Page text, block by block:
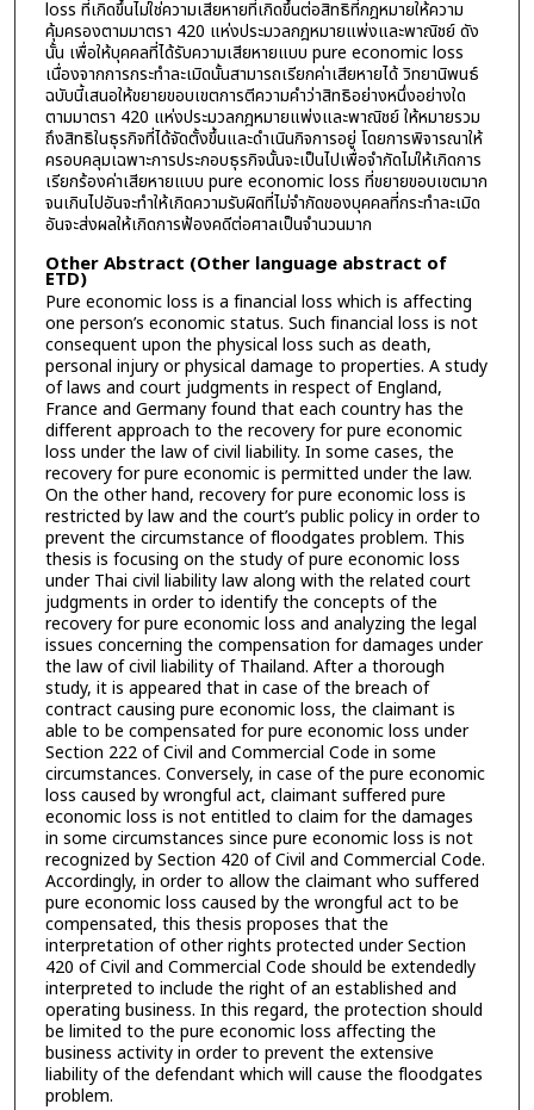
loss ที่เกิดขึ้นไม่ใช่ความเสียหายที่เกิดขึ้นต่อสิทธิที่กฎหมายให้ความ
คุ้มครองตามมาตรา 420 แห่งประมวลกฎหมายแพ่งและพาณิชย์ ดัง
นั้น เพื่อให้บุคคลที่ได้รับความเสียหายแบบ pure economic loss
เนื่องจากการกระทำละเมิดนั้นสามารถเรียกค่าเสียหายได้ วิทยานิพนธ์
ฉบับนี้เสนอให้ขยายขอบเขตการตีความคำว่าสิทธิอย่างหนึ่งอย่างใด
ตามมาตรา 420 แห่งประมวลกฎหมายแพ่งและพาณิชย์ ให้หมายรวม
ถึงสิทธิในธุรกิจที่ได้จัดตั้งขึ้นและดำเนินกิจการอยู่ โดยการพิจารณาให้
ครอบคลุมเฉพาะการประกอบธุรกิจนั้นจะเป็นไปเพื่อจำกัดไม่ให้เกิดการ
เรียกร้องค่าเสียหายแบบ pure economic loss ที่ขยายขอบเขตมาก
จนเกินไปอันจะทำให้เกิดความรับผิดที่ไม่จำกัดของบุคคลที่กระทำละเมิด
อันจะส่งผลให้เกิดการฟ้องคดีต่อศาลเป็นจำนวนมาก
Other Abstract (Other language abstract of
ETD)
Pure economic loss is a financial loss which is affecting
one person’s economic status. Such financial loss is not
consequent upon the physical loss such as death,
personal injury or physical damage to properties. A study
of laws and court judgments in respect of England,
France and Germany found that each country has the
different approach to the recovery for pure economic
loss under the law of civil liability. In some cases, the
recovery for pure economic is permitted under the law.
On the other hand, recovery for pure economic loss is
restricted by law and the court’s public policy in order to
prevent the circumstance of floodgates problem. This
thesis is focusing on the study of pure economic loss
under Thai civil liability law along with the related court
judgments in order to identify the concepts of the
recovery for pure economic loss and analyzing the legal
issues concerning the compensation for damages under
the law of civil liability of Thailand. After a thorough
study, it is appeared that in case of the breach of
contract causing pure economic loss, the claimant is
able to be compensated for pure economic loss under
Section 222 of Civil and Commercial Code in some
circumstances. Conversely, in case of the pure economic
loss caused by wrongful act, claimant suffered pure
economic loss is not entitled to claim for the damages
in some circumstances since pure economic loss is not
recognized by Section 420 of Civil and Commercial Code.
Accordingly, in order to allow the claimant who suffered
pure economic loss caused by the wrongful act to be
compensated, this thesis proposes that the
interpretation of other rights protected under Section
420 of Civil and Commercial Code should be extendedly
interpreted to include the right of an established and
operating business. In this regard, the protection should
be limited to the pure economic loss affecting the
business activity in order to prevent the extensive
liability of the defendant which will cause the floodgates
problem.